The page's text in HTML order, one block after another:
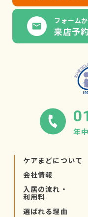
フォーム
来店予
年
ケアまどについて
会社情報
入居の流れ・
利用料
選ばれる理由